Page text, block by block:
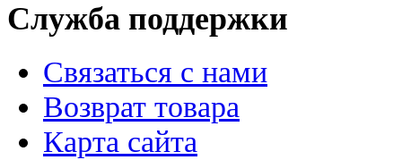
Служба поддержки
Связаться с нами
Возврат товара
Карта сайта